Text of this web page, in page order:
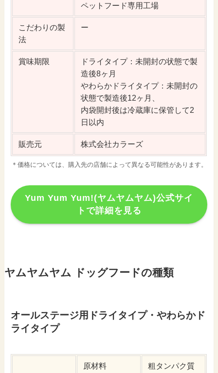
ペットフード専用工場
こだわりの製
法
ー
賞味期限
ドライタイプ：未開封の状態で製
造後8ヶ月
やわらかドライタイプ：未開封の
状態で製造後12ヶ月、
内袋開封後は冷蔵庫に保管して2
日以内
販売元 株式会社カラーズ
＊価格については、購入先の店舗によって異なる可能性があります。
Yum Yum Yum!(ヤムヤムヤム)公式サイ
トで詳細を見る
ヤムヤムヤム ドッグフードの種類
オールステージ用ドライタイプ・やわらかド
ライタイプ
原材料
粗タンパク質